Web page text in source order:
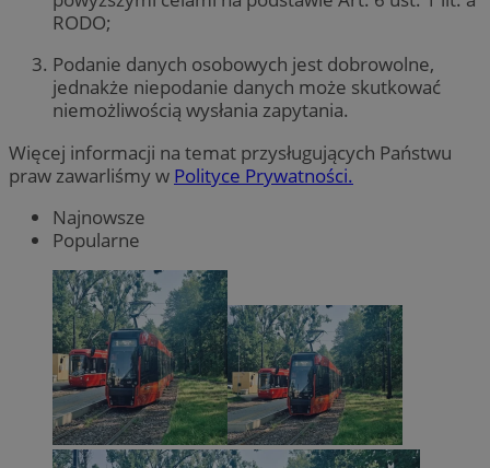
RODO;
Podanie danych osobowych jest dobrowolne,
jednakże niepodanie danych może skutkować
niemożliwością wysłania zapytania.
Więcej informacji na temat przysługujących Państwu
praw zawarliśmy w Polityce Prywatności.
Najnowsze
Popularne